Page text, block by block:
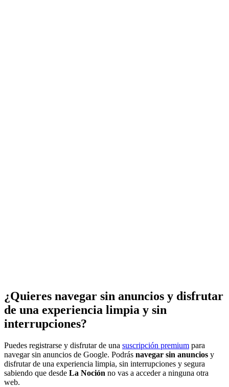
¿Quieres navegar sin anuncios y disfrutar
de una experiencia limpia y sin
interrupciones?
Puedes registrarse y disfrutar de una suscripción premium para
navegar sin anuncios de Google. Podrás navegar sin anuncios y
disfrutar de una experiencia limpia, sin interrupciones y segura
sabiendo que desde La Noción no vas a acceder a ninguna otra
web.